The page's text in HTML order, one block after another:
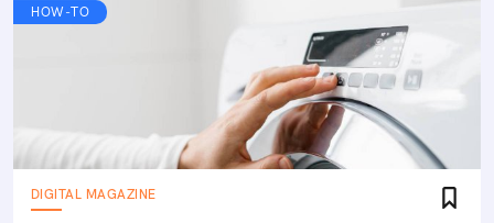
HOW-TO
DIGITAL MAGAZINE